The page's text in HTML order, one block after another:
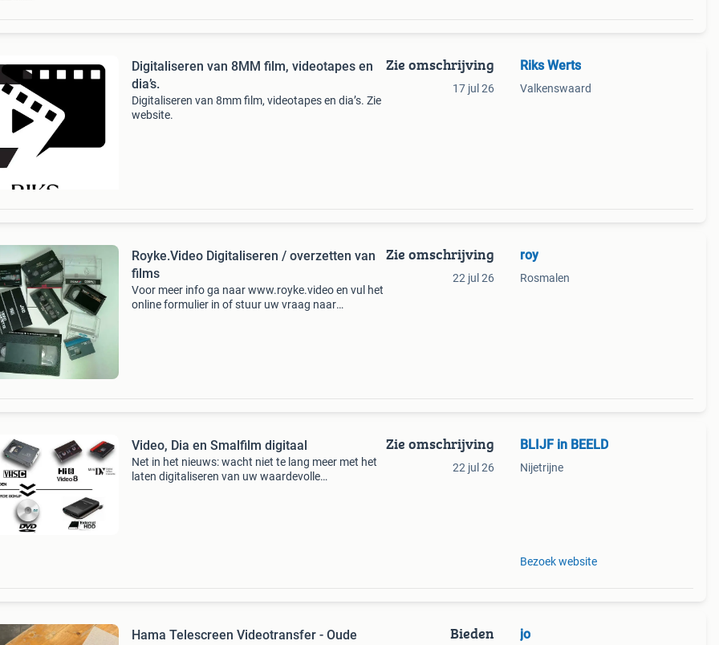
Digitaliseren van 8MM film, videotapes en
dia’s.
Digitaliseren van 8mm film, videotapes en dia’s. Zie
website.
Zie omschrijving
17 jul 26
Riks Werts
Valkenswaard
Royke.Video Digitaliseren / overzetten van
films
Voor meer info ga naar www.royke.video en vul het
online formulier in of stuur uw vraag naar
Zie omschrijving
22 jul 26
roy
Rosmalen
Video, Dia en Smalfilm digitaal
Net in het nieuws: wacht niet te lang meer met het
laten digitaliseren van uw waardevolle
Zie omschrijving
22 jul 26
BLIJF in BEELD
Nijetrijne
Bezoek website
Hama Telescreen Videotransfer - Oude Bieden jo